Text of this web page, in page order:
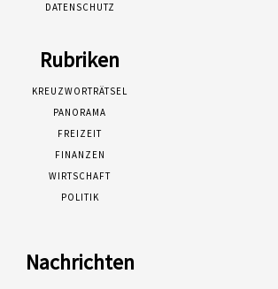
DATENSCHUTZ
Rubriken
KREUZWORTRÄTSEL
PANORAMA
FREIZEIT
FINANZEN
WIRTSCHAFT
POLITIK
Nachrichten